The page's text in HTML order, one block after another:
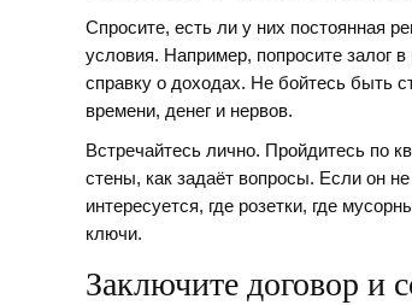
Спросите, есть ли у них постоянная
условия. Например, попросите залог
справку о доходах. Не бойтесь быть
времени, денег и нервов.
Встречайтесь лично. Пройдитесь по
стены, как задаёт вопросы. Если он
интересуется, где розетки, где
ключи.
Заключите договор и